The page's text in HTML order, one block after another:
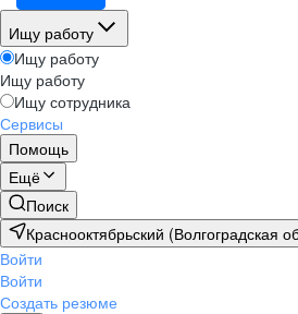
Ищу работу
Ищу работу
Ищу работу
Ищу сотрудника
Сервисы
Помощь
Ещё
Поиск
Краснооктябрьский (Волгоградская
Войти
Войти
Создать резюме